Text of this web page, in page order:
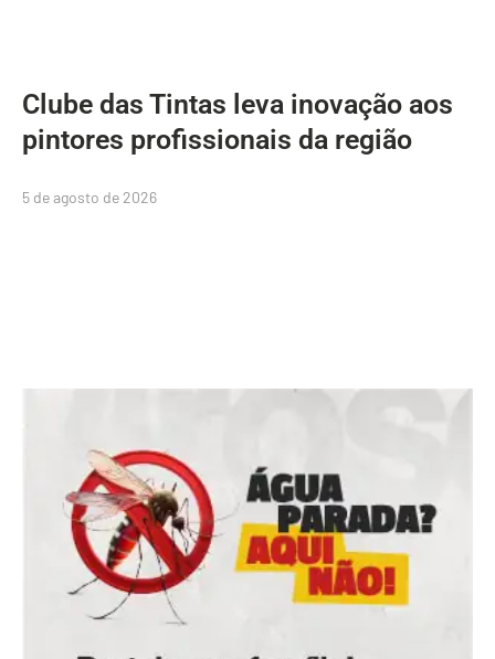
Clube das Tintas leva inovação aos
pintores profissionais da região
5 de agosto de 2026